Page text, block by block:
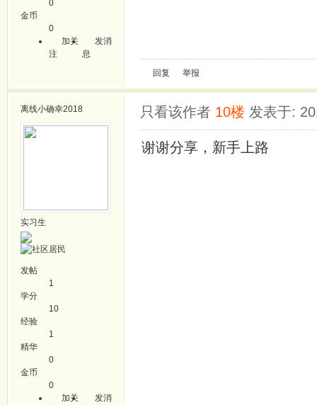
0
金币
0
加关
注
发消
息
回复 举报
离线小确幸2018
实习生
发帖
1
学分
10
经验
1
精华
0
金币
0
加关
发消
只看该作者 10楼 发表于:
谢谢分享，新手上路